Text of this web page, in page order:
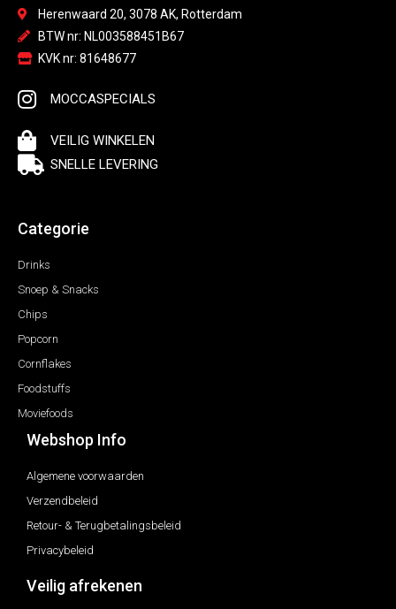
Herenwaard 20, 3078 AK, Rotterdam
BTW nr: NL003588451B67
KVK nr: 81648677
MOCCASPECIALS
VEILIG WINKELEN
SNELLE LEVERING
Categorie
Drinks
Snoep & Snacks
Chips
Popcorn
Cornflakes
Foodstuffs
Moviefoods
Webshop Info
Algemene voorwaarden
Verzendbeleid
Retour- & Terugbetalingsbeleid
Privacybeleid
Veilig afrekenen